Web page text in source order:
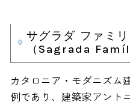
サグラダ ファミ
（Sagrada
カタロニア・モダニズム
例であり、建築家アント